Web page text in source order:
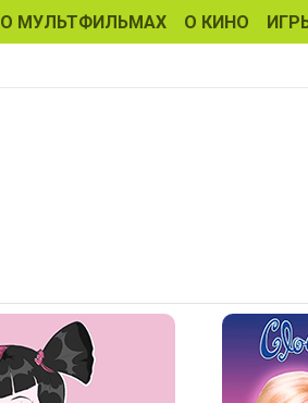
О МУЛЬТФИЛЬМАХ О КИНО